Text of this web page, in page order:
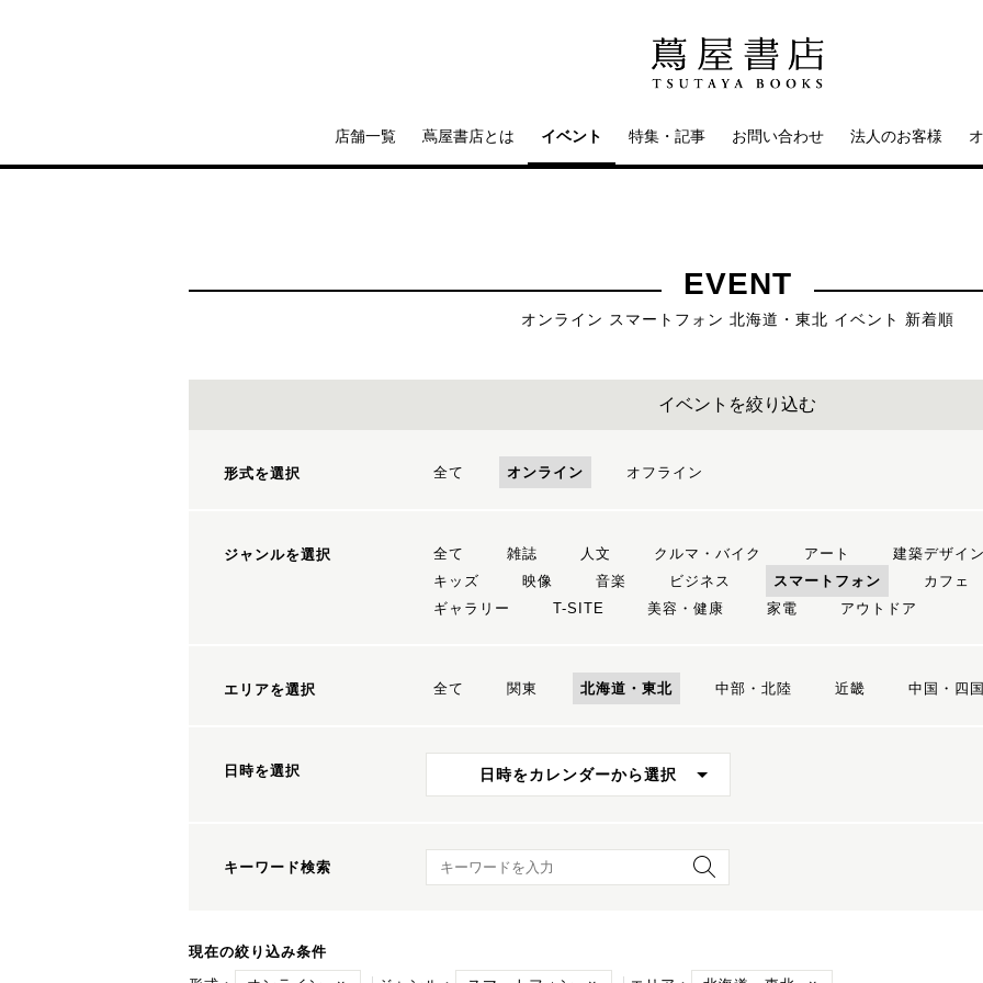
店舗一覧 蔦屋書店とは イベント 特集・記事 お問い合わせ 法人のお客様
EVENT
オンライン スマートフォン 北海道・東北 イベント 新着順
イベントを絞り込む
形式を選択 全て オンライン オフライン
ジャンルを選択 全て 雑誌 人文 クルマ・バイク アート 建築デザイン
キッズ
映像 音楽 ビジネス スマートフォン カフェ
ギャラリー
T-SITE 美容・健康 家電 アウトドア
エリアを選択 全て 関東 北海道・東北 中部・北陸 近畿 中国・四国
日時を選択 日時をカレンダーから選択
キーワード検索 キーワード検索
現在の絞り込み条件